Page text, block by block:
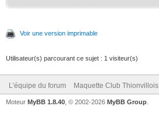
Voir une version imprimable
Utilisateur(s) parcourant ce sujet : 1 visiteur(s)
L’équipe du forum Maquette Club Thionvillois
Moteur MyBB 1.8.40 , © 2002-2026 MyBB Group